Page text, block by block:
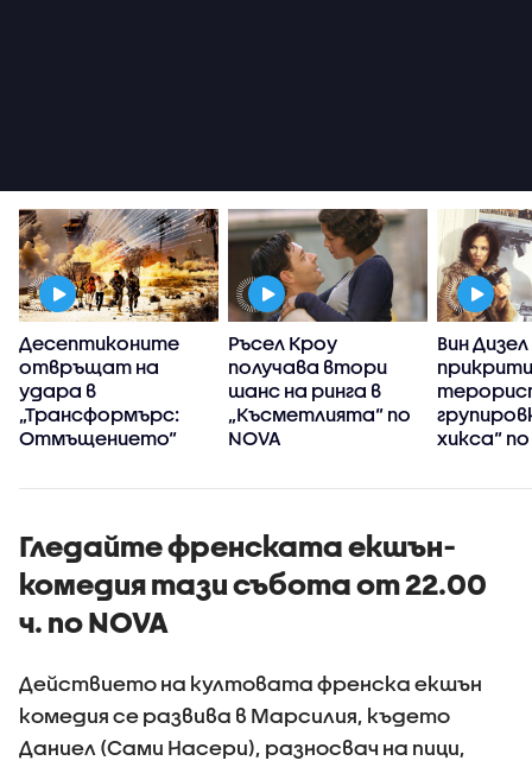
Десептиконите
отвръщат на
удара в
„Трансформърс:
Отмъщението“
Ръсел Кроу
получава втори
шанс на ринга в
„Късметлията“ по
NOVA
Вин
хикса“
Гледайте френската екшън-
комедия тази събота от 22.00
ч. по NOVA
Дейcтвието на култовата френска екшън
комедия cе paзвивa в Mapcилия, къдетo
Дaниел (Сами Насери), paзнocвaч нa пици,